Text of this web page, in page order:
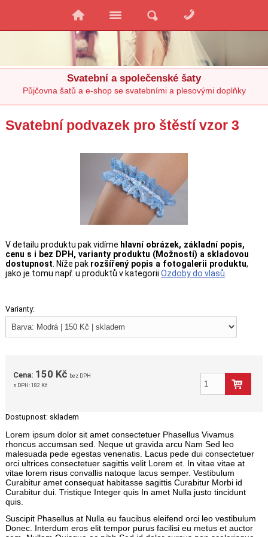
Svatební a společenské šaty
Půjčovna šatů a e-shop se svatebními a plesovými doplňky
Svatební podvazek pro štěstí vzor 3
V detailu produktu pak vidíme hlavní obrázek, základní popis,
cenu s i bez DPH, varianty produktu (Možnosti) a skladovou
dostupnost. Níže pak rozšířený popis a fotogalerii produktu,
jako je tomu např. u produktů v kategorii Ozdoby do vlasů.
Varianty:
Cena: 150 Kč bez DPH
s DPH:182 Kč
Dostupnost: skladem
Lorem ipsum dolor sit amet consectetuer Phasellus Vivamus
rhoncus accumsan sed. Neque ut gravida arcu Nam Sed leo
malesuada pede egestas venenatis. Lacus pede dui consectetuer
orci ultrices consectetuer sagittis velit Lorem et. In vitae vitae at
vitae lorem risus convallis natoque lacus semper. Vestibulum
Curabitur amet consequat habitasse sagittis Curabitur Morbi id
Curabitur dui. Tristique Integer quis In amet Nulla justo tincidunt
quis.
Suscipit Phasellus at Nulla eu faucibus eleifend orci leo vestibulum
Donec. Interdum eros elit tempor purus facilisi eu metus et auctor